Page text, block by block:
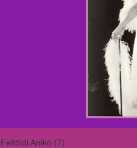
Felföldi Anikó (7)